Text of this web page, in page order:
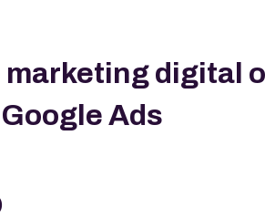
digital
Ads